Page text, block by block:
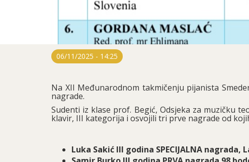
06/11/2025 - 14:25
Na XII Međunarodnom takmičenju pijanista
nagrade.
Sudenti iz klase prof. Begić, Odsjeka za muzičku
klavir, III kategorija i osvojili tri prve nagrade od
Luka Sakić III godina SPECIJALNA nagrada,